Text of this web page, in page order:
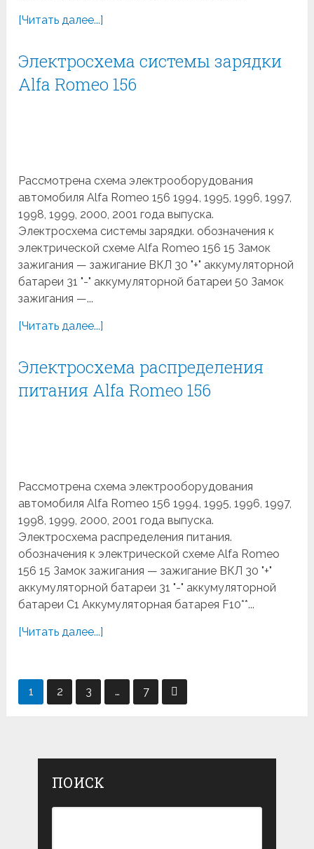
[Читать далее...]
Электросхема системы зарядки
Alfa Romeo 156
Рассмотрена схема электрооборудования
автомобиля Alfa Romeo 156 1994, 1995, 1996, 1997,
1998, 1999, 2000, 2001 года выпуска.
Электросхема системы зарядки. обозначения к
электрической схеме Alfa Romeo 156 15 Замок
зажигания — зажигание ВКЛ 30 "+" аккумуляторной
батареи 31 "-" аккумуляторной батареи 50 Замок
зажигания —...
[Читать далее...]
Электросхема распределения
питания Alfa Romeo 156
Рассмотрена схема электрооборудования
автомобиля Alfa Romeo 156 1994, 1995, 1996, 1997,
1998, 1999, 2000, 2001 года выпуска.
Электросхема распределения питания.
обозначения к электрической схеме Alfa Romeo
156 15 Замок зажигания — зажигание ВКЛ 30 "+"
аккумуляторной батареи 31 "-" аккумуляторной
батареи C1 Аккумуляторная батарея F10**...
[Читать далее...]
Навигация
1 2 3 … 7
ПОИСК